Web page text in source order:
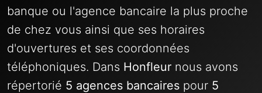
banque ou l'agence bancaire la plus proche
de chez vous ainsi que ses horaires
d'ouvertures et ses coordonnées
téléphoniques. Dans Honfleur nous avons
répertorié 5 agences bancaires pour 5